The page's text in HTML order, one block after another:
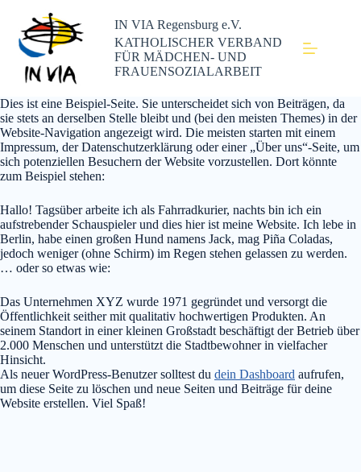
IN VIA Regensburg e.V.
KATHOLISCHER VERBAND
FÜR MÄDCHEN- UND
FRAUENSOZIALARBEIT
Dies ist eine Beispiel-Seite. Sie unterscheidet sich von Beiträgen, da
sie stets an derselben Stelle bleibt und (bei den meisten Themes) in der
Website-Navigation angezeigt wird. Die meisten starten mit einem
Impressum, der Datenschutzerklärung oder einer „Über uns“-Seite, um
sich potenziellen Besuchern der Website vorzustellen. Dort könnte
zum Beispiel stehen:
Hallo! Tagsüber arbeite ich als Fahrradkurier, nachts bin ich ein
aufstrebender Schauspieler und dies hier ist meine Website. Ich lebe in
Berlin, habe einen großen Hund namens Jack, mag Piña Coladas,
jedoch weniger (ohne Schirm) im Regen stehen gelassen zu werden.
… oder so etwas wie:
Das Unternehmen XYZ wurde 1971 gegründet und versorgt die
Öffentlichkeit seither mit qualitativ hochwertigen Produkten. An
seinem Standort in einer kleinen Großstadt beschäftigt der Betrieb über
2.000 Menschen und unterstützt die Stadtbewohner in vielfacher
Hinsicht.
Als neuer WordPress-Benutzer solltest du dein Dashboard aufrufen,
um diese Seite zu löschen und neue Seiten und Beiträge für deine
Website erstellen. Viel Spaß!